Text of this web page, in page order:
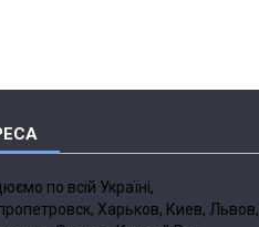
по всій Україні,
Харьков, Киев, Львов,